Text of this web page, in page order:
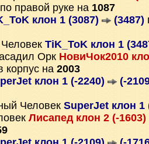
правой руке на 1087
клон 1 (3087) (3487)
TiK_ToK клон 1
Орк НовиЧок2010
корпус на 2003
клон 1 (-2240)
(-
Человек SuperJet клон 1
Лисапед клон 2 (-1603)